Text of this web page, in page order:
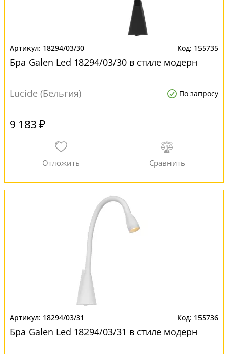
18294/03/30 155735
Бра Galen Led 18294/03/30 в стиле модерн
Lucide (Бельгия) По запросу
9 183 ₽
18294/03/31 155736
Бра Galen Led 18294/03/31 в стиле модерн